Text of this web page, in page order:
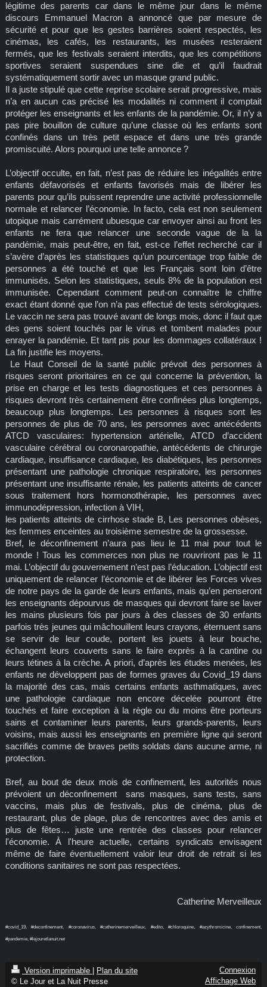
légitime des parents car dans le même jour dans le même
discours Emmanuel Macron a annoncé que par mesure de
sécurité et pour que les gestes barrières soient respectés, les
cinémas, les cafés, les restaurants, les musées resteraient
fermés, que les festivals seraient interdits, que les compétitions
sportives seraient suspendues sine die et qu’il faudrait
systématiquement sortir avec un masque grand public.
Il a juste stipulé que cette reprise scolaire serait progressive, mais
n’a en aucun cas précisé les modalités ni comment il comptait
protéger les enseignants et les enfants de la pandémie. Or, il n’y a
pas pire bouillon de culture qu’une classe où les enfants sont
confinés dans un très petit espace et dans une très grande
promiscuité. Alors pourquoi une telle annonce ?
L’objectif occulte, en fait, n’est pas de réduire les inégalités entre
enfants défavorisés et enfants favorisés mais de libérer les
parents pour qu’ils puissent reprendre une activité professionnelle
normale et relancer l’économie. In facto, cela est non seulement
utopique mais carrément ubuesque car envoyer ainsi au front les
enfants ne fera que relancer une seconde vague de la la
pandémie, mais peut-être, en fait, est-ce l’effet recherché car il
s’avère d’après les statistiques qu’un pourcentage trop faible de
personnes a été touché et que les Français sont loin d’être
immunisés. Selon les statistiques, seuls 8% de la population est
immunisée. Cependant comment peut-on connaître le chiffre
exact étant donné que l’on n’a pas effectué de tests sérologiques.
Le vaccin ne sera pas trouvé avant de longs mois, donc il faut que
des gens soient touchés par le virus et tombent malades pour
enrayer la pandémie. Et tant pis pour les dommages collatéraux !
La fin justifie les moyens.
Le Haut Conseil de la santé public prévoit des personnes à
risques seront prioritaires en ce qui concerne la prévention, la
prise en charge et les tests diagnostiques et ces personnes à
risques devront très certainement être confinées plus longtemps,
beaucoup plus longtemps. Les personnes à risques sont les
personnes de plus de 70 ans, les personnes avec antécédents
ATCD vasculaires: hypertension artérielle, ATCD d’accident
vasculaire cérébral ou coronaropathie, antécédents de chirurgie
cardiaque, insuffisance cardiaque, les diabétiques, les personnes
présentant une pathologie chronique respiratoire, les personnes
présentant une insuffisante rénale, les patients atteints de cancer
sous traitement hors hormonothérapie, les personnes avec
immunodépression, infection à VIH,
les patients atteints de cirrhose stade B, Les personnes obèses,
les femmes enceintes au troisième semestre de la grossesse.
Bref, le déconfinement n’aura pas lieu le 11 mai pour tout le
monde ! Tous les commerces non plus ne rouvriront pas le 11
mai. L’objectif du gouvernement n’est pas l’éducation. L’objectif est
uniquement de relancer l’économie et de libérer les Forces vives
de notre pays de la garde de leurs enfants, mais qu’en penseront
les enseignants dépourvus de masques qui devront faire se laver
les mains plusieurs fois par jours à des classes de 30 enfants
parfois très jeunes qui mâchouillent leurs crayons, éternuent sans
se servir de leur coude, portent les jouets à leur bouche,
échangent leurs couverts sans le faire exprès à la cantine ou
leurs tétines à la crèche. A priori, d’après les études menées, les
enfants ne développent pas de formes graves du Covid_19 dans
la majorité des cas, mais certains enfants asthmatiques, avec
une pathologie cardiaque non encore décelée pourront être
touchés et faire exception à la règle ou du moins être porteurs
sains et contaminer leurs parents, leurs grands-parents, leurs
voisins, mais aussi les enseignants en première ligne qui seront
sacrifiés comme de braves petits soldats dans aucune arme, ni
protection.
Bref, au bout de deux mois de confinement, les autorités nous
prévoient un déconfinement sans masques, sans tests, sans
vaccins, mais plus de festivals, plus de cinéma, plus de
restaurant, plus de plage, plus de rencontres avec des amis et
plus de fêtes… juste une rentrée des classes pour relancer
l'économie. À l'heure actuelle, certains syndicats envisagent
même de faire éventuellement valoir leur droit de retrait si les
conditions sanitaires ne sont pas respectées.
Catherine Merveilleux
#covid_19, #deconfinement, #coronavirus, #catherinemerveilleux, #edito, #chloroquine, #azythromicine, confinement,
#pandemie, #lejouretlanuit.net
Version imprimable
Plan du site
© Le Jour et La Nuit Presse
Connexion
Affichage Web